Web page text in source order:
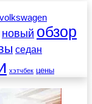
volkswagen
новый обзор
седан
хэтчбек цены